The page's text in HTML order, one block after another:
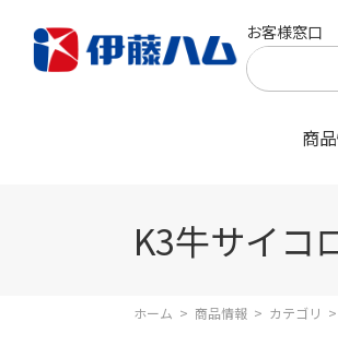
お客様窓口
商
K3牛サイコ
ホーム > 商品情報 > カテゴリ >